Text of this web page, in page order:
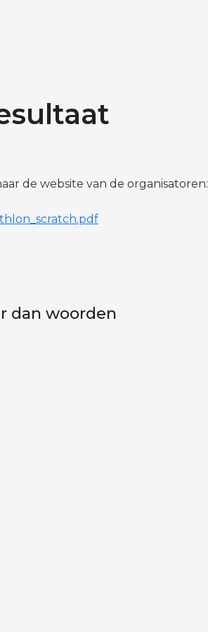
de website van de organisatoren:
dan woorden